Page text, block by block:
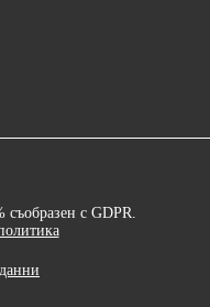
с GDPR.